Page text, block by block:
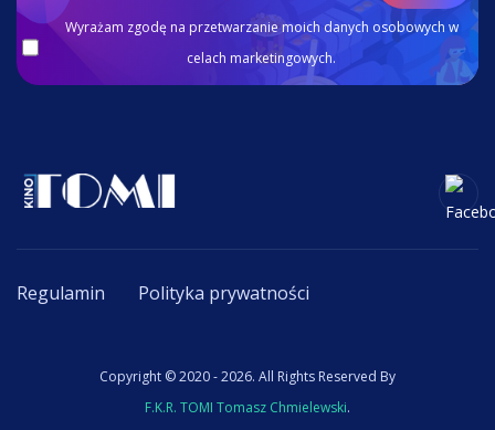
Wyrażam zgodę na przetwarzanie moich danych osobowych w
celach marketingowych.
Regulamin Polityka prywatności
Copyright © 2020 - 2026. All Rights Reserved By
F.K.R. TOMI Tomasz Chmielewski.